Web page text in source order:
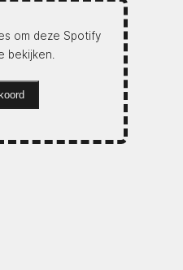
om deze Spotify
bekijken.